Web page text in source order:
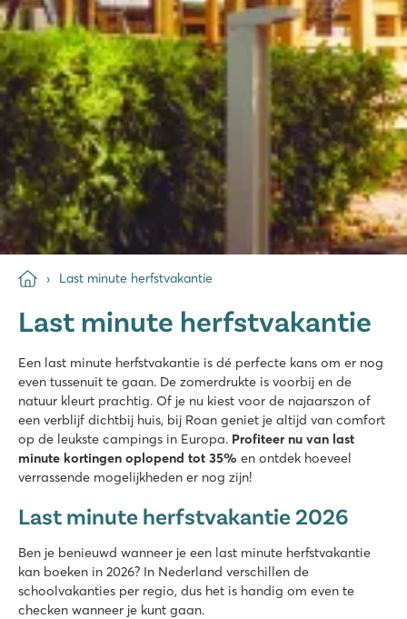
Last minute herfstvakantie
Last minute herfstvakantie
Een last minute herfstvakantie is dé perfecte kans om er nog
even tussenuit te gaan. De zomerdrukte is voorbij en de
natuur kleurt prachtig. Of je nu kiest voor de najaarszon of
een verblijf dichtbij huis, bij Roan geniet je altijd van comfort
op de leukste campings in Europa. Profiteer nu van last
minute kortingen oplopend tot 35% en ontdek hoeveel
verrassende mogelijkheden er nog zijn!
Last minute herfstvakantie 2026
Ben je benieuwd wanneer je een last minute herfstvakantie
kan boeken in 2026? In Nederland verschillen de
schoolvakanties per regio, dus het is handig om even te
checken wanneer je kunt gaan.